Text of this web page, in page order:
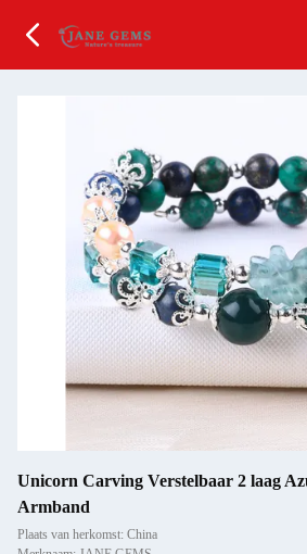
Unicorn Carving Verstelbaar 2 laag
Armband
Plaats van herkomst: China